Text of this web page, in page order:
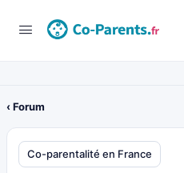
‹ Forum
Co-parentalité en France